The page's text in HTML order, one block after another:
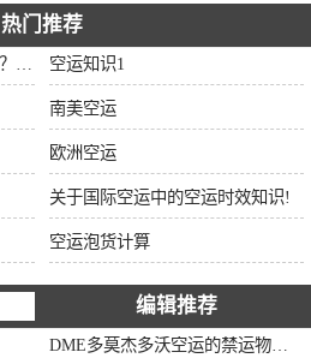
热门推荐
空运知识1
南美空运
欧洲空运
关于国际空运中的空运时效知识!
空运泡货计算
编辑推荐